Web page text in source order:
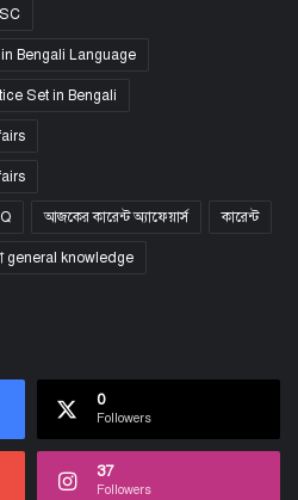
Bengali Language
Set in Bengali
আজকের কারেন্ট অ্যাফেয়ার্স কারেন্ট
general knowledge
0
Followers
37
Followers